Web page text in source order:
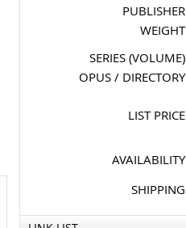
PUBLISHER
WEIGHT
SERIES (VOLUME)
OPUS / DIRECTORY
LIST PRICE
AVAILABILITY
SHIPPING